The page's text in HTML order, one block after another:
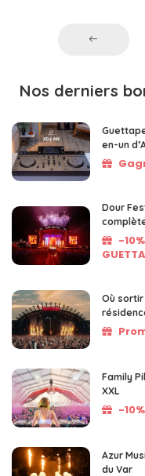
Nos derniers
en-un
Dour
-
Où
Family
XXL
-
Azur
du Var